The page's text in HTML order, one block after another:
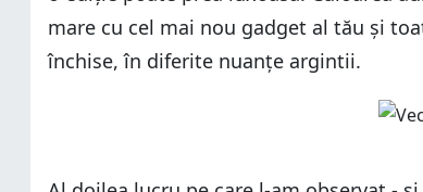
mare cu cel mai nou gadget al tău și
închise, în diferite nuanțe argintii.